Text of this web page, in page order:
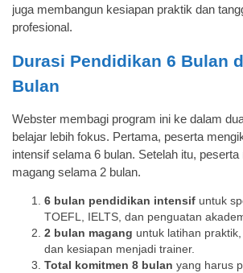
juga membangun kesiapan praktik dan
profesional.
Durasi Pendidikan 6 Bulan
Bulan
Webster membagi program ini ke dalam
belajar lebih fokus. Pertama, peserta
intensif selama 6 bulan. Setelah itu,
magang selama 2 bulan.
6 bulan pendidikan intensif untuk
TOEFL, IELTS, dan penguatan
2 bulan magang untuk latihan
dan kesiapan menjadi trainer.
Total komitmen 8 bulan yang harus